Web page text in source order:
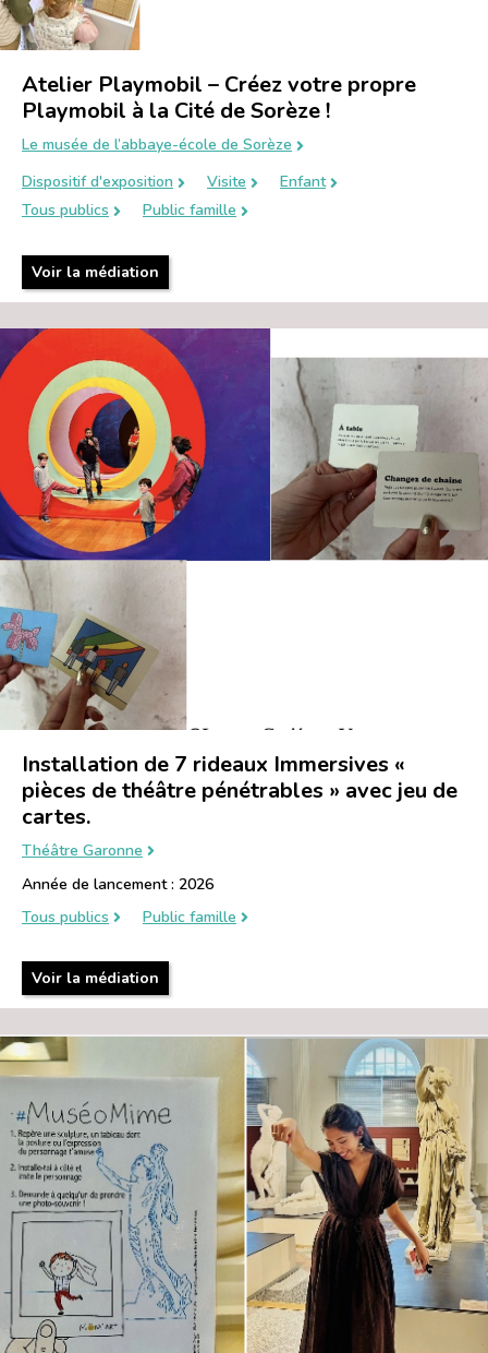
Atelier Playmobil – Créez votre propre
Playmobil à la Cité de Sorèze !
Le musée de l’abbaye-école de Sorèze
Dispositif d'exposition
Visite
Enfant
Tous publics
Public famille
Voir la médiation
Installation de 7 rideaux Immersives «
pièces de théâtre pénétrables » avec jeu de
cartes.
Théâtre Garonne
Année de lancement : 2026
Tous publics
Public famille
Voir la médiation